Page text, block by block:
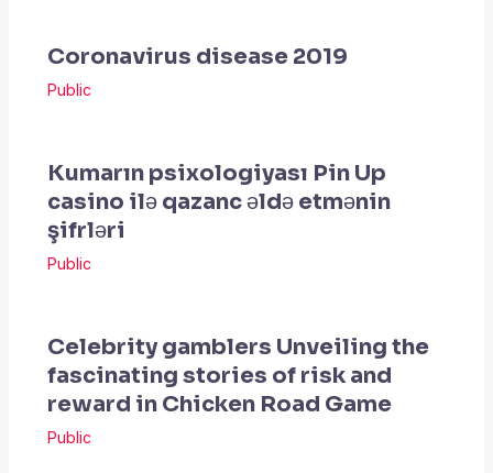
Coronavirus disease 2019
Public
Kumarın psixologiyası Pin Up
casino ilə qazanc əldə etmənin
şifrləri
Public
Celebrity gamblers Unveiling the
fascinating stories of risk and
reward in Chicken Road Game
Public